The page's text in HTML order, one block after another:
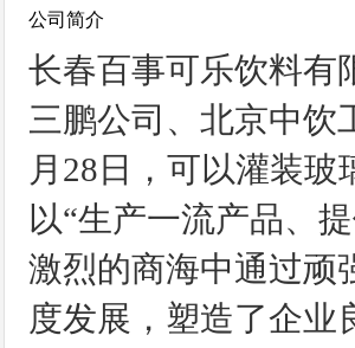
公司简介
长春百事可乐饮料有
三鹏公司、北京中饮
月28日，可以灌装
以“生产一流产品、
激烈的商海中通过顽
度发展，塑造了企业